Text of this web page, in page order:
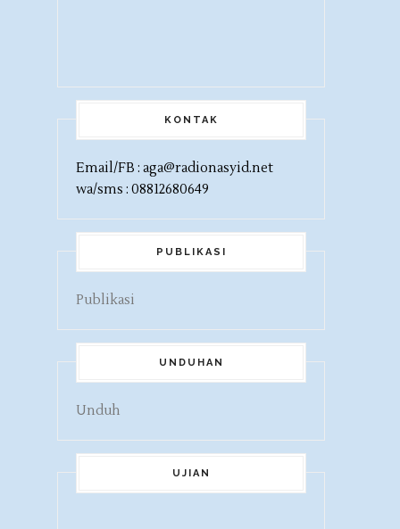
KONTAK
Email/FB : aga@radionasyid.net
wa/sms : 08812680649
PUBLIKASI
Publikasi
UNDUHAN
Unduh
UJIAN